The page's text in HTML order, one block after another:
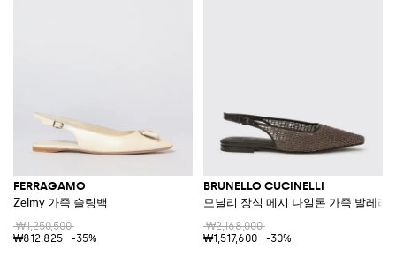
FERRAGAMO
Zelmy 가죽 슬링백
₩1,250,500
₩812,825
-35%
BRUNELLO CUCINELLI
모닐리 장식 메시 나일론 가죽 발레리
₩2,168,000
₩1,517,600
-30%